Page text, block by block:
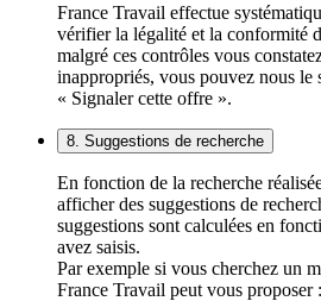
France Travail effectue
vérifier la légalité et la conformité
malgré ces contrôles vous
inappropriés, vous pouvez nous le
« Signaler cette offre ».
8. Suggestions de recherche
En fonction de la recherche
afficher des suggestions de
suggestions sont calculées en
avez saisis.
Par exemple si vous cherchez un
France Travail peut vous proposer :